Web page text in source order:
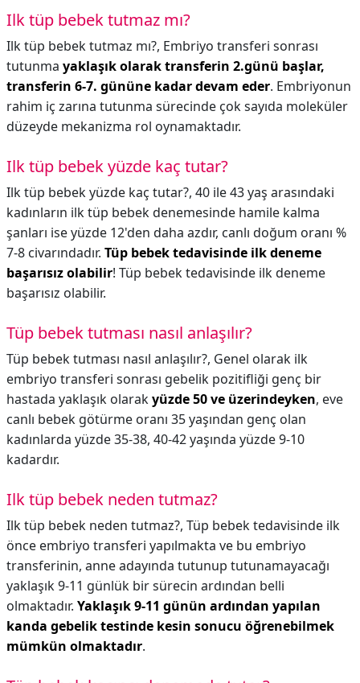
Ilk tüp bebek tutmaz mı?
Ilk tüp bebek tutmaz mı?, Embriyo transferi sonrası
tutunma yaklaşık olarak transferin 2.günü başlar,
transferin 6-7. gününe kadar devam eder. Embriyonun
rahim iç zarına tutunma sürecinde çok sayıda moleküler
düzeyde mekanizma rol oynamaktadır.
Ilk tüp bebek yüzde kaç tutar?
Ilk tüp bebek yüzde kaç tutar?, 40 ile 43 yaş arasındaki
kadınların ilk tüp bebek denemesinde hamile kalma
şanları ise yüzde 12'den daha azdır, canlı doğum oranı %
7-8 civarındadır. Tüp bebek tedavisinde ilk deneme
başarısız olabilir! Tüp bebek tedavisinde ilk deneme
başarısız olabilir.
Tüp bebek tutması nasıl anlaşılır?
Tüp bebek tutması nasıl anlaşılır?, Genel olarak ilk
embriyo transferi sonrası gebelik pozitifliği genç bir
hastada yaklaşık olarakyüzde 50 ve üzerindeyken, eve
canlı bebek götürme oranı 35 yaşından genç olan
kadınlarda yüzde 35-38, 40-42 yaşında yüzde 9-10
kadardır.
Ilk tüp bebek neden tutmaz?
Ilk tüp bebek neden tutmaz?, Tüp bebek tedavisinde ilk
önce embriyo transferi yapılmakta ve bu embriyo
transferinin, anne adayında tutunup tutunamayacağı
yaklaşık 9-11 günlük bir sürecin ardından belli
olmaktadır. Yaklaşık 9-11 günün ardından yapılan
kanda gebelik testinde kesin sonucu öğrenebilmek
mümkün olmaktadır.